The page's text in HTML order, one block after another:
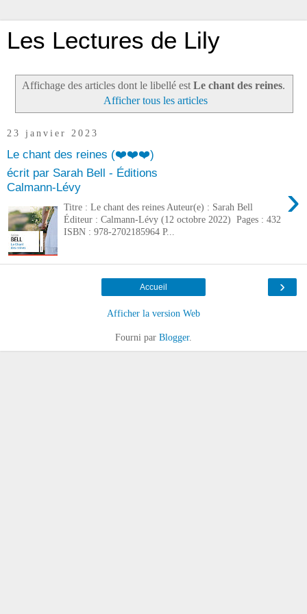
Les Lectures de Lily
Affichage des articles dont le libellé est Le chant des reines.
Afficher tous les articles
23 janvier 2023
Le chant des reines (❤️❤️❤️)
écrit par Sarah Bell - Éditions
Calmann-Lévy
›
Titre : Le chant des reines Auteur(e) : Sarah Bell
Éditeur : Calmann-Lévy (12 octobre 2022) Pages : 432
ISBN : 978-2702185964 P...
›
Accueil
Afficher la version Web
Fourni par Blogger.